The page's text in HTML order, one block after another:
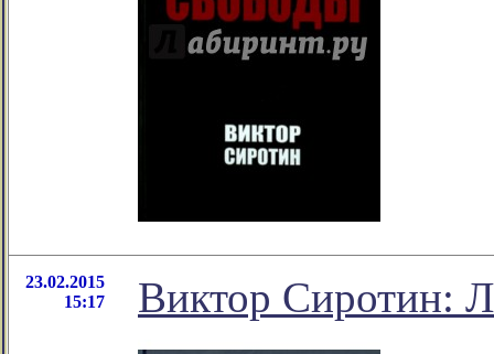
23.02.2015
15:17
Виктор Сиротин: